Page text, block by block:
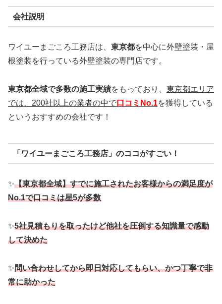
会社説明
ワイユーまごころ工務店は、 東京都を中心に外壁塗装・屋
根塗装を行っている外壁塗装の専門店です。
東京都全域で多数の施工実績をもっており、 東京都エリア
では、200社以上の業者の中で口コミNo.1を獲得している
というおすすめの会社です！
「ワイユーまごころ工務店」のココがすごい！
✨【東京都全域】すでに施工されたお客様からの満足度が
No.1で口コミは星5が多数
✨5社見積もりを取ったけど他社を圧倒する知識量で感動
して決めた
✨問い合わせしてから即日対応してもらい、かつ丁寧で非
常に助かった